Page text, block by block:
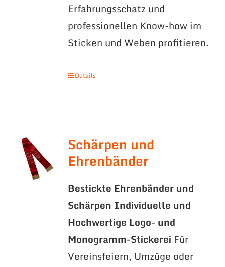
Erfahrungsschatz und
professionellen Know-how im
Sticken und Weben profitieren.
Details
Schärpen und
Ehrenbänder
Bestickte Ehrenbänder und
Schärpen Individuelle und
Hochwertige Logo- und
Monogramm-Stickerei Für
Vereinsfeiern, Umzüge oder